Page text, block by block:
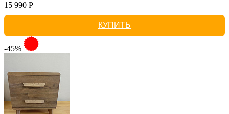
15 990 Р
КУПИТЬ
-45%